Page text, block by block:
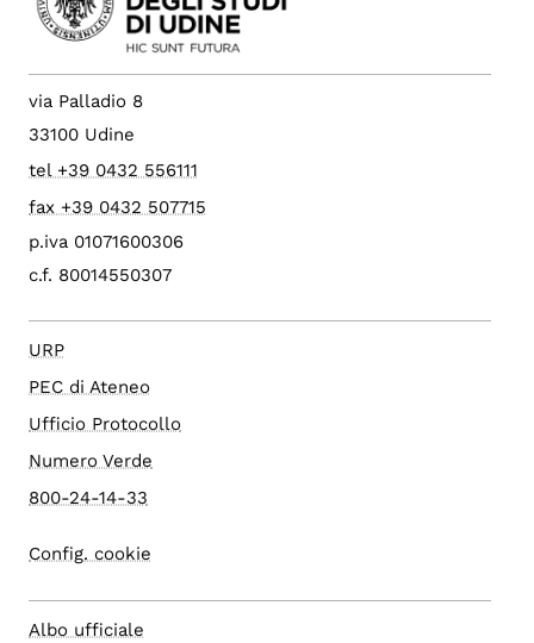
via Palladio 8
33100 Udine
tel +39 0432 556111
fax +39 0432 507715
p.iva 01071600306
c.f. 80014550307
URP
PEC di Ateneo
Ufficio Protocollo
Numero Verde
800-24-14-33
Config. cookie
Albo ufficiale